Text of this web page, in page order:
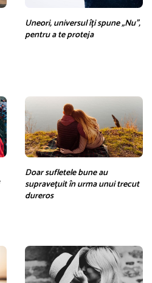
Uneori, universul îți spune „Nu”,
pentru a te proteja
Doar sufletele bune au
supravețuit în urma unui trecut
dureros